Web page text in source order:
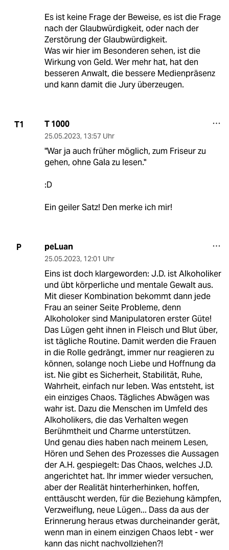
Es ist keine Frage der Beweise, es ist die Frage
nach der Glaubwürdigkeit, oder nach der
Zerstörung der Glaubwürdigkeit.
Was wir hier im Besonderen sehen, ist die
Wirkung von Geld. Wer mehr hat, hat den
besseren Anwalt, die bessere Medienpräsenz
und kann damit die Jury überzeugen.
T1 T 1000
25.05.2023, 13:57 Uhr
"War ja auch früher möglich, zum Friseur zu
gehen, ohne Gala zu lesen."
:D
Ein geiler Satz! Den merke ich mir!
P peLuan
25.05.2023, 12:01 Uhr
Eins ist doch klargeworden: J.D. ist Alkoholiker
und übt körperliche und mentale Gewalt aus.
Mit dieser Kombination bekommt dann jede
Frau an seiner Seite Probleme, denn
Alkoholoker sind Manipulatoren erster Güte!
Das Lügen geht ihnen in Fleisch und Blut über,
ist tägliche Routine. Damit werden die Frauen
in die Rolle gedrängt, immer nur reagieren zu
können, solange noch Liebe und Hoffnung da
ist. Nie gibt es Sicherheit, Stabilität, Ruhe,
Wahrheit, einfach nur leben. Was entsteht, ist
ein einziges Chaos. Tägliches Abwägen was
wahr ist. Dazu die Menschen im Umfeld des
Alkoholikers, die das Verhalten wegen
Berühmtheit und Charme unterstützen.
Und genau dies haben nach meinem Lesen,
Hören und Sehen des Prozesses die Aussagen
der A.H. gespiegelt: Das Chaos, welches J.D.
angerichtet hat. Ihr immer wieder versuchen,
aber der Realität hinterherhinken, hoffen,
enttäuscht werden, für die Beziehung kämpfen,
Verzweiflung, neue Lügen... Dass da aus der
Erinnerung heraus etwas durcheinander gerät,
wenn man in einem einzigen Chaos lebt - wer
kann das nicht nachvollziehen?!